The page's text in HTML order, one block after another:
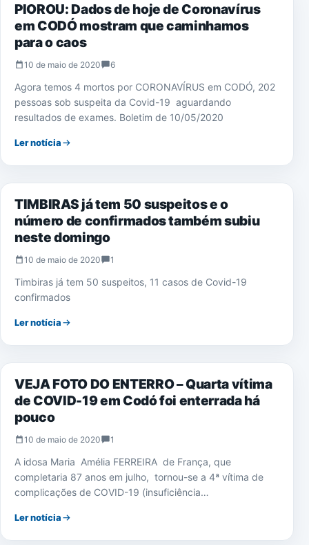
PIOROU: Dados de hoje de Coronavírus
em CODÓ mostram que caminhamos
para o caos
10 de maio de 2020 6
Agora temos 4 mortos por CORONAVÍRUS em CODÓ, 202
pessoas sob suspeita da Covid-19 aguardando
resultados de exames. Boletim de 10/05/2020
Ler notícia
NOTÍCIAS
TIMBIRAS já tem 50 suspeitos e o
número de confirmados também subiu
neste domingo
10 de maio de 2020 1
Timbiras já tem 50 suspeitos, 11 casos de Covid-19
confirmados
Ler notícia
CORONAVÍRUS
VEJA FOTO DO ENTERRO – Quarta vítima
de COVID-19 em Codó foi enterrada há
pouco
10 de maio de 2020 1
A idosa Maria Amélia FERREIRA de França, que
completaria 87 anos em julho, tornou-se a 4ª vítima de
complicações de COVID-19 (insuficiência…
Ler notícia
NOTÍCIAS